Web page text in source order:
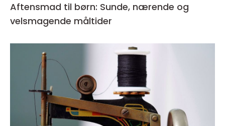
Aftensmad til børn: Sunde, nærende og
velsmagende måltider